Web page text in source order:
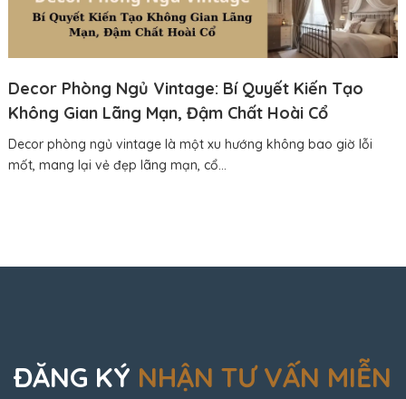
Decor Phòng Ngủ Vintage: Bí Quyết Kiến Tạo
Không Gian Lãng Mạn, Đậm Chất Hoài Cổ
Decor phòng ngủ vintage là một xu hướng không bao giờ lỗi
mốt, mang lại vẻ đẹp lãng mạn, cổ...
ĐĂNG KÝ NHẬN TƯ VẤN MIỄN